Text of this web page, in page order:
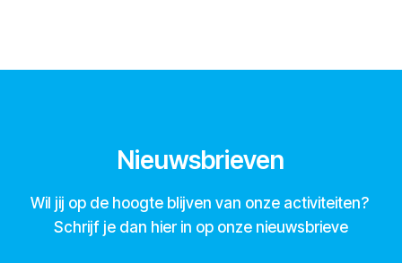
Nieuwsbrieven
Wil jij op de hoogte blijven van onze activiteiten?
Schrijf je dan hier in op onze nieuwsbrieve